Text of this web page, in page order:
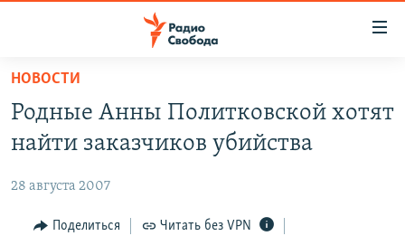
упрощенного
доступа
Вернуться
основному
Вернутся
ПОДКАСТЫ
ЦИТАТЫ СВОБОДЫ
МНЕНИЯ
НОВОСТИ
Родные Анны Политковской хотят
найти заказчиков убийства
28 августа 2007
Поделиться Читать без VPN